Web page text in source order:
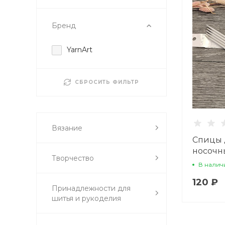
Бренд
YarnArt
СБРОСИТЬ ФИЛЬТР
Вязание
Творчество
Принадлежности для
шитья и рукоделия
Спицы
длина
В
120 ₽